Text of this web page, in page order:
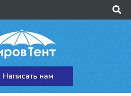
Написать нам